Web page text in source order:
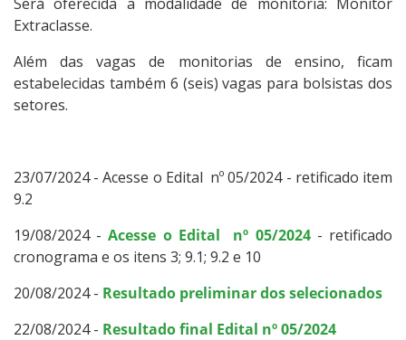
Extraclasse.
Além das vagas de monitorias de ensino, ficam
estabelecidas também 6 (seis) vagas para bolsistas dos
setores.
23/07/2024 - Acesse o Edital nº 05/2024 - retificado item
9.2
19/08/2024 -Acesse o Edital nº 05/2024- retificado
cronograma e os itens 3; 9.1; 9.2 e 10
20/08/2024 - Resultado preliminar dos selecionados
22/08/2024 - Resultado final Edital nº 05/2024